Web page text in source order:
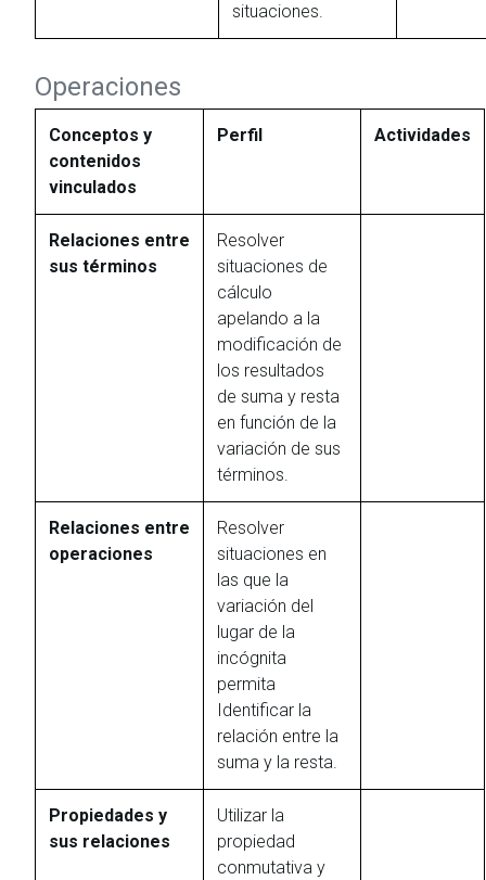
situaciones.
Operaciones
Conceptos y
contenidos
vinculados
Perfil Actividades
Relaciones entre
sus términos
Resolver
situaciones de
cálculo
apelando a la
modificación de
los resultados
de suma y resta
en función de la
variación de sus
términos.
Relaciones entre
operaciones
Resolver
situaciones en
las que la
variación del
lugar de la
incógnita
permita
Identificar la
relación entre la
suma y la resta.
Propiedades y
sus relaciones
Utilizar la
propiedad
conmutativa y